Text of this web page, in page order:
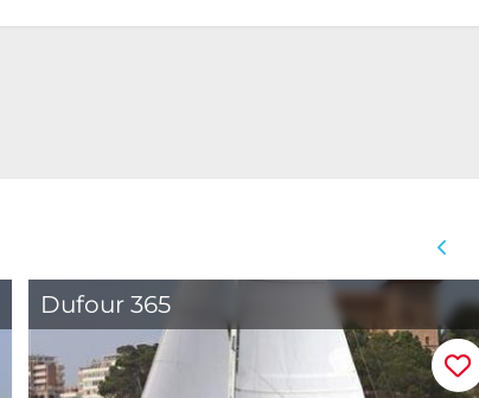
Dufour 365